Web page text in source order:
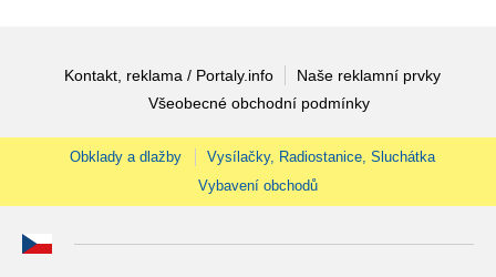
Kontakt, reklama / Portaly.info
Naše reklamní prvky
Všeobecné obchodní podmínky
Obklady a dlažby
Vysílačky, Radiostanice, Sluchátka
Vybavení obchodů